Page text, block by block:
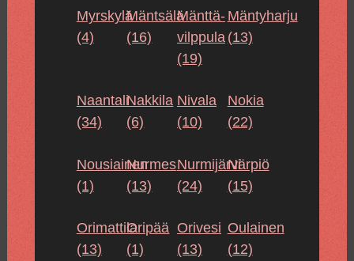
Myrskylä
(4)
Mäntsälä
(16)
Mänttä-
vilppula
(19)
Mäntyharju
(13)
Naantali
(34)
Nakkila
(6)
Nivala
(10)
Nokia
(22)
Nousiainen
(1)
Nurmes
(13)
Nurmijärvi
(24)
Närpiö
(15)
Orimattila
(13)
Oripää
(1)
Orivesi
(13)
Oulainen
(12)